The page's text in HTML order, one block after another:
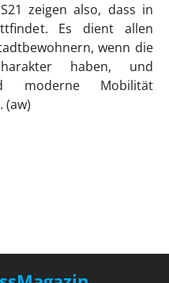
zeigen also, dass in
Es dient allen
wenn die
haben, und
moderne Mobilität
(aw)